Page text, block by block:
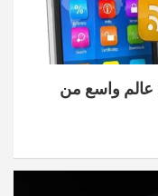
عالم واسع من